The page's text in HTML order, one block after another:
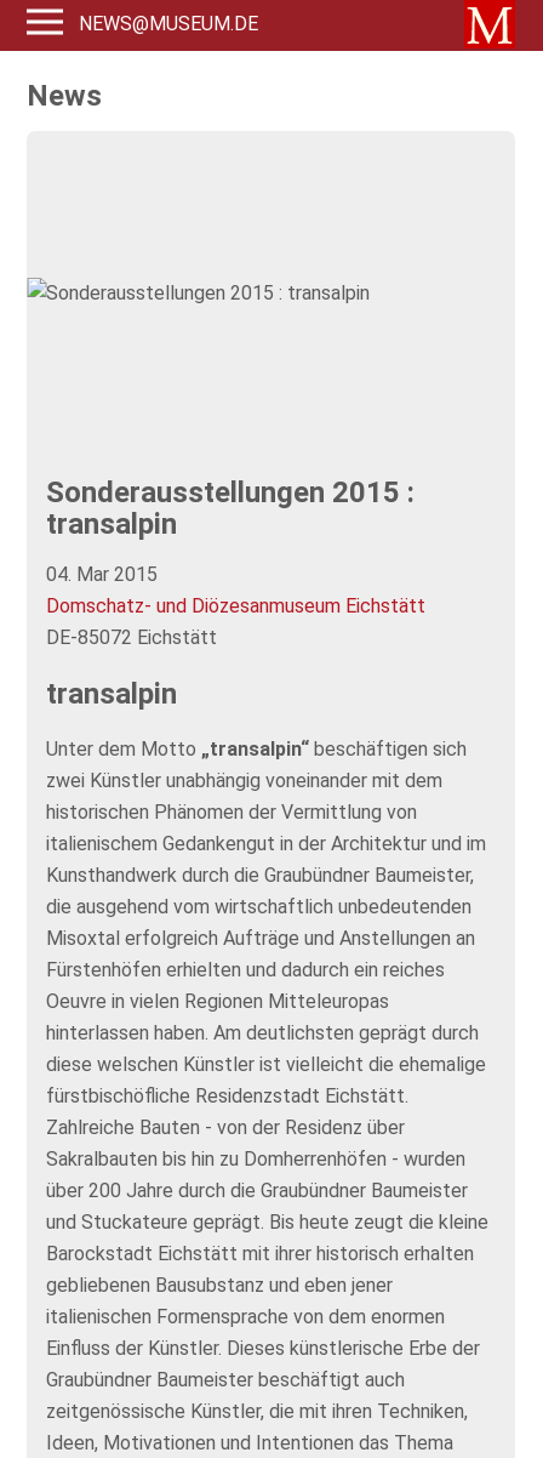
NEWS@MUSEUM.DE
News
Sonderausstellungen 2015 :
transalpin
04. Mar 2015
Domschatz- und Diözesanmuseum Eichstätt
DE-85072 Eichstätt
transalpin
Unter dem Motto „transalpin“ beschäftigen sich
zwei Künstler unabhängig voneinander mit dem
historischen Phänomen der Vermittlung von
italienischem Gedankengut in der Architektur und im
Kunsthandwerk durch die Graubündner Baumeister,
die ausgehend vom wirtschaftlich unbedeutenden
Misoxtal erfolgreich Aufträge und Anstellungen an
Fürstenhöfen erhielten und dadurch ein reiches
Oeuvre in vielen Regionen Mitteleuropas
hinterlassen haben. Am deutlichsten geprägt durch
diese welschen Künstler ist vielleicht die ehemalige
fürstbischöfliche Residenzstadt Eichstätt.
Zahlreiche Bauten - von der Residenz über
Sakralbauten bis hin zu Domherrenhöfen - wurden
über 200 Jahre durch die Graubündner Baumeister
und Stuckateure geprägt. Bis heute zeugt die kleine
Barockstadt Eichstätt mit ihrer historisch erhalten
gebliebenen Bausubstanz und eben jener
italienischen Formensprache von dem enormen
Einfluss der Künstler. Dieses künstlerische Erbe der
Graubündner Baumeister beschäftigt auch
zeitgenössische Künstler, die mit ihren Techniken,
Ideen, Motivationen und Intentionen das Thema